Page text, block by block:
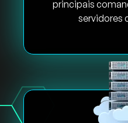
principais
servidores